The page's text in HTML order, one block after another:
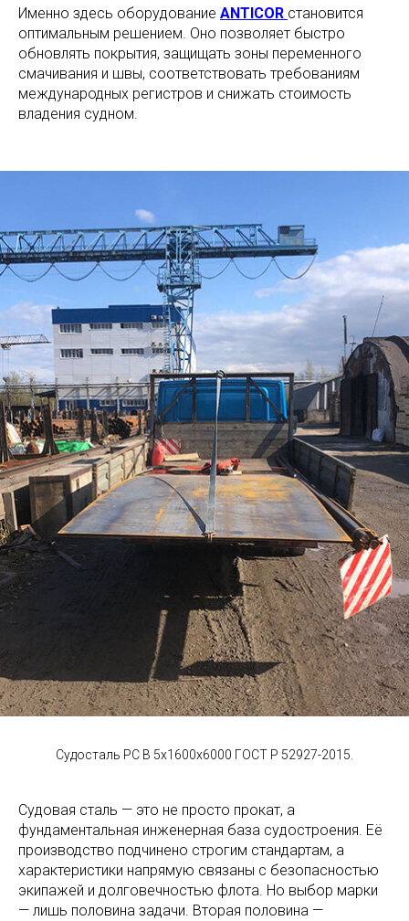
Именно здесь оборудование ANTICOR становится
оптимальным решением. Оно позволяет быстро
обновлять покрытия, защищать зоны переменного
смачивания и швы, соответствовать требованиям
международных регистров и снижать стоимость
владения судном.
Судосталь РС В 5х1600х6000 ГОСТ Р 52927-2015.
Судовая сталь — это не просто прокат, а
фундаментальная инженерная база судостроения. Её
производство подчинено строгим стандартам, а
характеристики напрямую связаны с безопасностью
экипажей и долговечностью флота. Но выбор марки
— лишь половина задачи. Вторая половина —